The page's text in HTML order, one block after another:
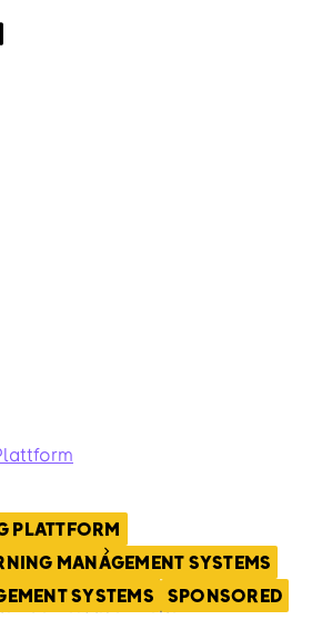
Plattform
online: Bilde dein Team
Schreibtisch weiter
PLATTFORM
MANAGEMENT SYSTEMS
SYSTEMS SPONSORED